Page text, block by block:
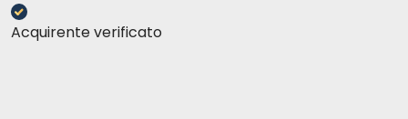
Acquirente verificato